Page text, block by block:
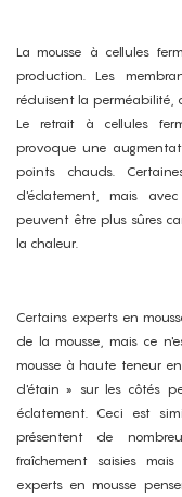
La mousse à cellules
production. Les
réduisent la perméabilité,
Le retrait à cellules
provoque une
points chauds.
d'éclatement, mais
peuvent être plus sûres
la chaleur.
Certains experts en
de la mousse, mais ce
mousse à haute teneur
d'étain » sur les côtés
éclatement. Ceci est
présentent de
fraîchement saisies
experts en mousse